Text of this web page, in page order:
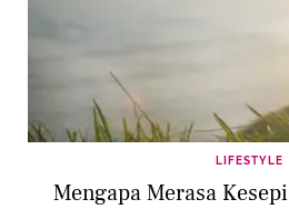
LIFESTYLE
Mengapa Merasa